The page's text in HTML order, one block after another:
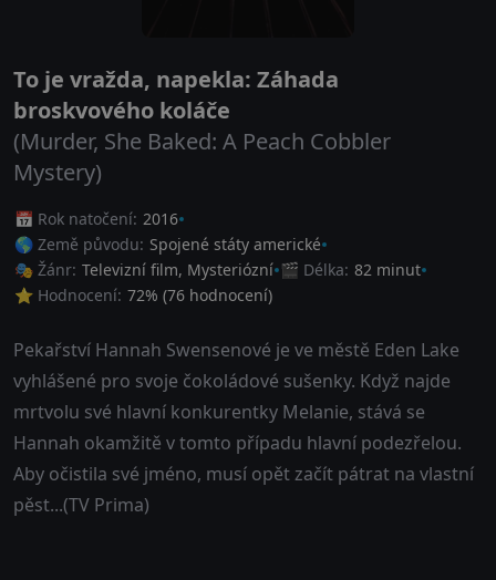
To je vražda, napekla: Záhada
broskvového koláče
(Murder, She Baked: A Peach Cobbler
Mystery)
📅 Rok natočení: 2016
🌎 Země původu: Spojené státy americké
🎭 Žánr: Televizní film, Mysteriózní 🎬 Délka: 82 minut
⭐ Hodnocení: 72% (76 hodnocení)
Pekařství Hannah Swensenové je ve městě Eden Lake
vyhlášené pro svoje čokoládové sušenky. Když najde
mrtvolu své hlavní konkurentky Melanie, stává se
Hannah okamžitě v tomto případu hlavní podezřelou.
Aby očistila své jméno, musí opět začít pátrat na vlastní
pěst...(TV Prima)